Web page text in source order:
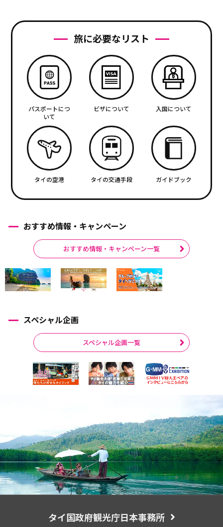
旅に必要なリスト
パスポートにつ
いて
ビザについて 入国について
タイの空港 タイの交通手段 ガイドブック
おすすめ情報・キャンペーン
おすすめ情報・キャンペーン一覧
スペシャル企画
スペシャル企画一覧
タイ国政府観光庁日本事務所